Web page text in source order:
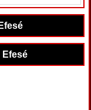
Efesé